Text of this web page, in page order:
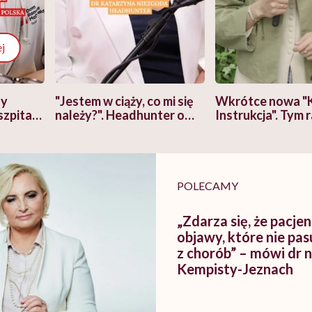
"Jestem w ciąży, co mi się
należy?". Headhunter o
pracy
Wkrótce nowa
Instrukcja". Tym
POLECAMY
„Zdarza się, że
objawy, które nie
z chorób” – mówi dr
Kempisty-Jeznach